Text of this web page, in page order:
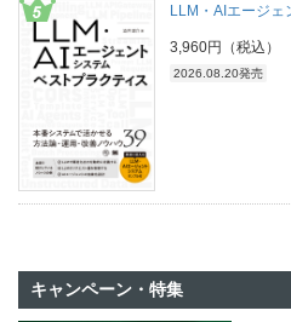
LLM・AIエージェ
3,960円（税込）
2026.08.20発売
キャンペーン・特集